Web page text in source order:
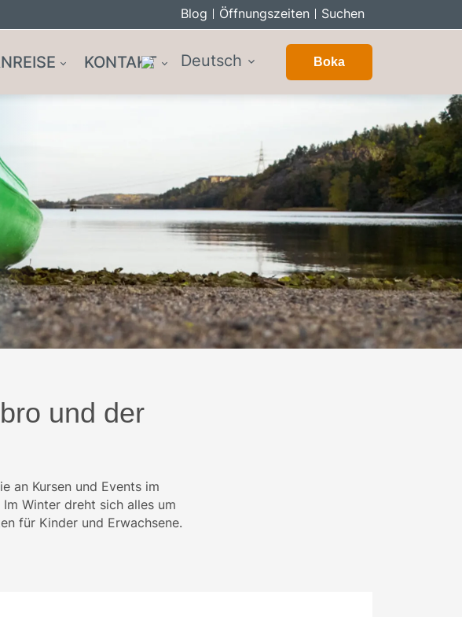
Blog Öffnungszeiten Suchen
KONTAKT Deutsch Boka
und der
an Kursen und Events im
Winter dreht sich alles um
für Kinder und Erwachsene.